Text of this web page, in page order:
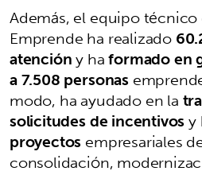
Además, el equipo
Emprende ha realizado
atencióny haformado en
a 7.508 personas
modo, ha ayudado en la
solicitudes de incentivosy
proyectos empresariales
consolidación,